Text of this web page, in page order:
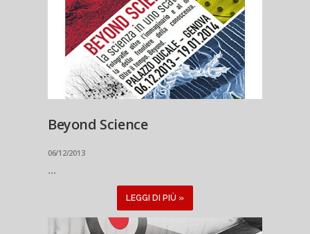
Beyond Science
06/12/2013
...
LEGGI DI PIÙ »